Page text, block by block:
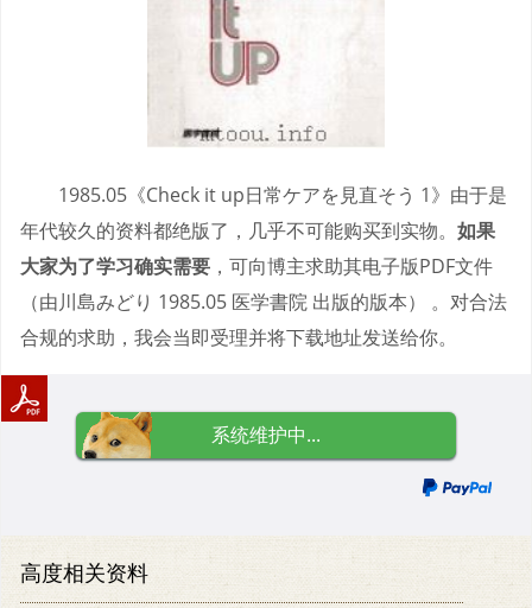
1985.05《Check it up日常ケアを見直そう 1》由于是
年代较久的资料都绝版了，几乎不可能购买到实物。 如果
大家为了学习确实需要 ，可向博主求助其电子版PDF文件
（由川島みどり 1985.05 医学書院 出版的版本） 。对合法
合规的求助，我会当即受理并将下载地址发送给你。
系统维护中...
高度相关资料